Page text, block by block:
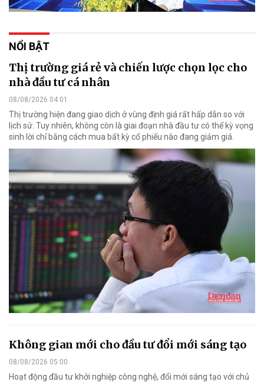
NỔI BẬT
Thị trường giá rẻ và chiến lược chọn lọc cho
nhà đầu tư cá nhân
08/08/2026 04:01
Thị trường hiện đang giao dịch ở vùng định giá rất hấp dẫn so với
lịch sử. Tuy nhiên, không còn là giai đoạn nhà đầu tư có thể kỳ vọng
sinh lời chỉ bằng cách mua bất kỳ cổ phiếu nào đang giảm giá.
Không gian mới cho đầu tư đổi mới sáng tạo
08/08/2026 05:00
Hoạt động đầu tư khởi nghiệp công nghệ, đổi mới sáng tạo với chủ